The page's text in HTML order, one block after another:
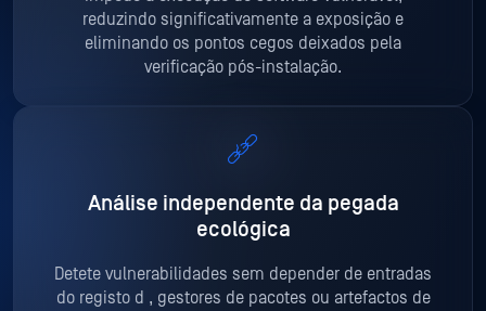
reduzindo significativamente a exposição e
eliminando os pontos cegos deixados pela
verificação pós-instalação.
Análise independente da pegada
ecológica
Detete vulnerabilidades sem depender de entradas
do registo d , gestores de pacotes ou artefactos de